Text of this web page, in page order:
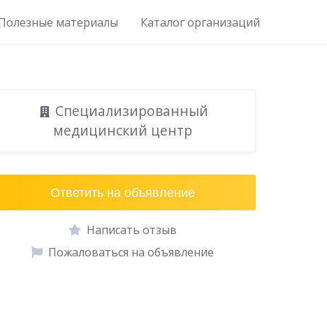
материалы Каталог организаций
Специализированный
медицинский центр
Ответить на объявление
Написать отзыв
Пожаловаться на объявление